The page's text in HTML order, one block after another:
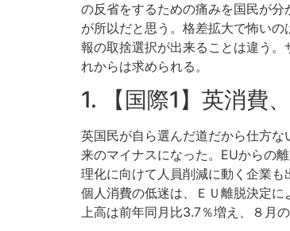
の反省をするための痛みを国民が
が所以だと思う。格差拡大で怖い
報の取捨選択が出来ることは違う
れからは求められる。
1. 【国際1】英消費
英国民が自ら選んだ道だから仕方
来のマイナスになった。EUからの
理化に向けて人員削減に動く企業
個人消費の低迷は、ＥＵ離脱決定
上高は前年同月比3.7％増え、８月